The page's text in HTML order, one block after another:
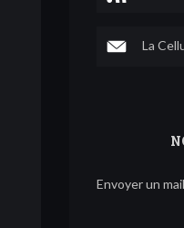
La
Envoyer un mail